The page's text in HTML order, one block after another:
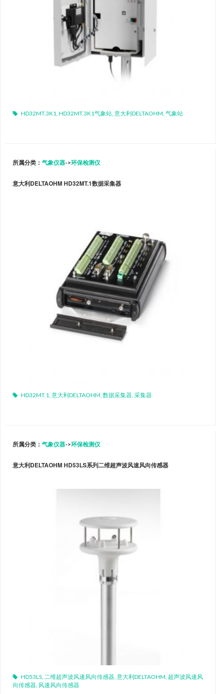
HD32MT.3K1 HD32MT.3K1气象站 意大利DELTAOHM 气象站
所属分类： 气象仪器->环保检测仪
意大利DELTAOHM HD32MT.1数据采集器
HD32MT.1 意大利DELTAOHM 数据采集器 采集器
所属分类： 气象仪器->环保检测仪
意大利DELTAOHM HD53LS系列二维超声波风速风向传感器
HD53LS 二维超声波风速风向传感器 意大利DELTAOHM 超声波风速风
向传感器 风速风向传感器